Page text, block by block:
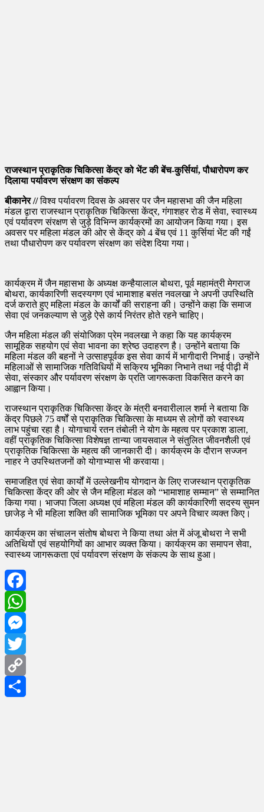
राजस्थान प्राकृतिक चिकित्सा केंद्र को भेंट की बेंच-कुर्सियां, पौधारोपण कर
दिलाया पर्यावरण संरक्षण का संकल्प
बीकानेर //विश्व पर्यावरण दिवस के अवसर पर जैन महासभा की जैन महिला
मंडल द्वारा राजस्थान प्राकृतिक चिकित्सा केंद्र, गंगाशहर रोड में सेवा, स्वास्थ्य
एवं पर्यावरण संरक्षण से जुड़े विभिन्न कार्यक्रमों का आयोजन किया गया। इस
अवसर पर महिला मंडल की ओर से केंद्र को 4 बेंच एवं 11 कुर्सियां भेंट की गईं
तथा पौधारोपण कर पर्यावरण संरक्षण का संदेश दिया गया।
कार्यक्रम में जैन महासभा के अध्यक्ष कन्हैयालाल बोथरा, पूर्व महामंत्री मेगराज
बोथरा, कार्यकारिणी सदस्यगण एवं भामाशाह बसंत नवलखा ने अपनी उपस्थिति
दर्ज कराते हुए महिला मंडल के कार्यों की सराहना की। उन्होंने कहा कि समाज
सेवा एवं जनकल्याण से जुड़े ऐसे कार्य निरंतर होते रहने चाहिए।
जैन महिला मंडल की संयोजिका प्रेम नवलखा ने कहा कि यह कार्यक्रम
सामूहिक सहयोग एवं सेवा भावना का श्रेष्ठ उदाहरण है। उन्होंने बताया कि
महिला मंडल की बहनों ने उत्साहपूर्वक इस सेवा कार्य में भागीदारी निभाई। उन्होंने
महिलाओं से सामाजिक गतिविधियों में सक्रिय भूमिका निभाने तथा नई पीढ़ी में
सेवा, संस्कार और पर्यावरण संरक्षण के प्रति जागरूकता विकसित करने का
आह्वान किया।
राजस्थान प्राकृतिक चिकित्सा केंद्र के मंत्री बनवारीलाल शर्मा ने बताया कि
केंद्र पिछले 75 वर्षों से प्राकृतिक चिकित्सा के माध्यम से लोगों को स्वास्थ्य
लाभ पहुंचा रहा है। योगाचार्य रतन तंबोली ने योग के महत्व पर प्रकाश डाला,
वहीं प्राकृतिक चिकित्सा विशेषज्ञ तान्या जायसवाल ने संतुलित जीवनशैली एवं
प्राकृतिक चिकित्सा के महत्व की जानकारी दी। कार्यक्रम के दौरान सज्जन
नाहर ने उपस्थितजनों को योगाभ्यास भी करवाया।
समाजहित एवं सेवा कार्यों में उल्लेखनीय योगदान के लिए राजस्थान प्राकृतिक
चिकित्सा केंद्र की ओर से जैन महिला मंडल को “भामाशाह सम्मान” से सम्मानित
किया गया। भाजपा जिला अध्यक्ष एवं महिला मंडल की कार्यकारिणी सदस्य सुमन
छाजेड़ ने भी महिला शक्ति की सामाजिक भूमिका पर अपने विचार व्यक्त किए।
कार्यक्रम का संचालन संतोष बोथरा ने किया तथा अंत में अंजू बोथरा ने सभी
अतिथियों एवं सहयोगियों का आभार व्यक्त किया। कार्यक्रम का समापन सेवा,
स्वास्थ्य जागरूकता एवं पर्यावरण संरक्षण के संकल्प के साथ हुआ।
Facebook
WhatsApp
Messenger
Twitter
Copy